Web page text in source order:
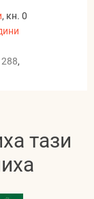
, кн. 0
288,
тази